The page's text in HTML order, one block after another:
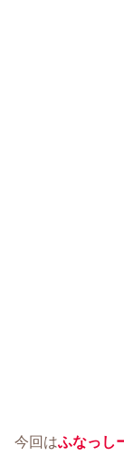
今回はふなっし